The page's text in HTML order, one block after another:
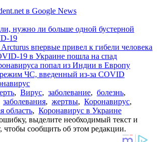
в Google News
нужно ли больше одной бустерной
19
впервые привел к гибели человека
19 в Украине пошла на спад
попал из Индии в Европу
ЧС, введенный из-за COVID
, Вирус, заболевание, болезнь,
заболевания, жертвы, Коронавирус,
область, Коронавирус в Украине
выделите необходимый текст и
чтобы сообщить об этом редакции.